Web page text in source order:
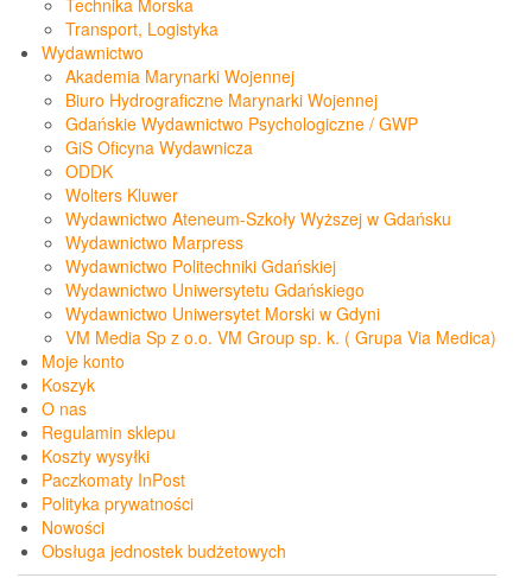
Technika Morska
Transport, Logistyka
Wydawnictwo
Akademia Marynarki Wojennej
Biuro Hydrograficzne Marynarki Wojennej
Gdańskie Wydawnictwo Psychologiczne / GWP
GiS Oficyna Wydawnicza
ODDK
Wolters Kluwer
Wydawnictwo Ateneum-Szkoły Wyższej w Gdańsku
Wydawnictwo Marpress
Wydawnictwo Politechniki Gdańskiej
Wydawnictwo Uniwersytetu Gdańskiego
Wydawnictwo Uniwersytet Morski w Gdyni
VM Media Sp z o.o. VM Group sp. k. ( Grupa Via Medica)
Moje konto
Koszyk
O nas
Regulamin sklepu
Koszty wysyłki
Paczkomaty InPost
Polityka prywatności
Nowości
Obsługa jednostek budżetowych